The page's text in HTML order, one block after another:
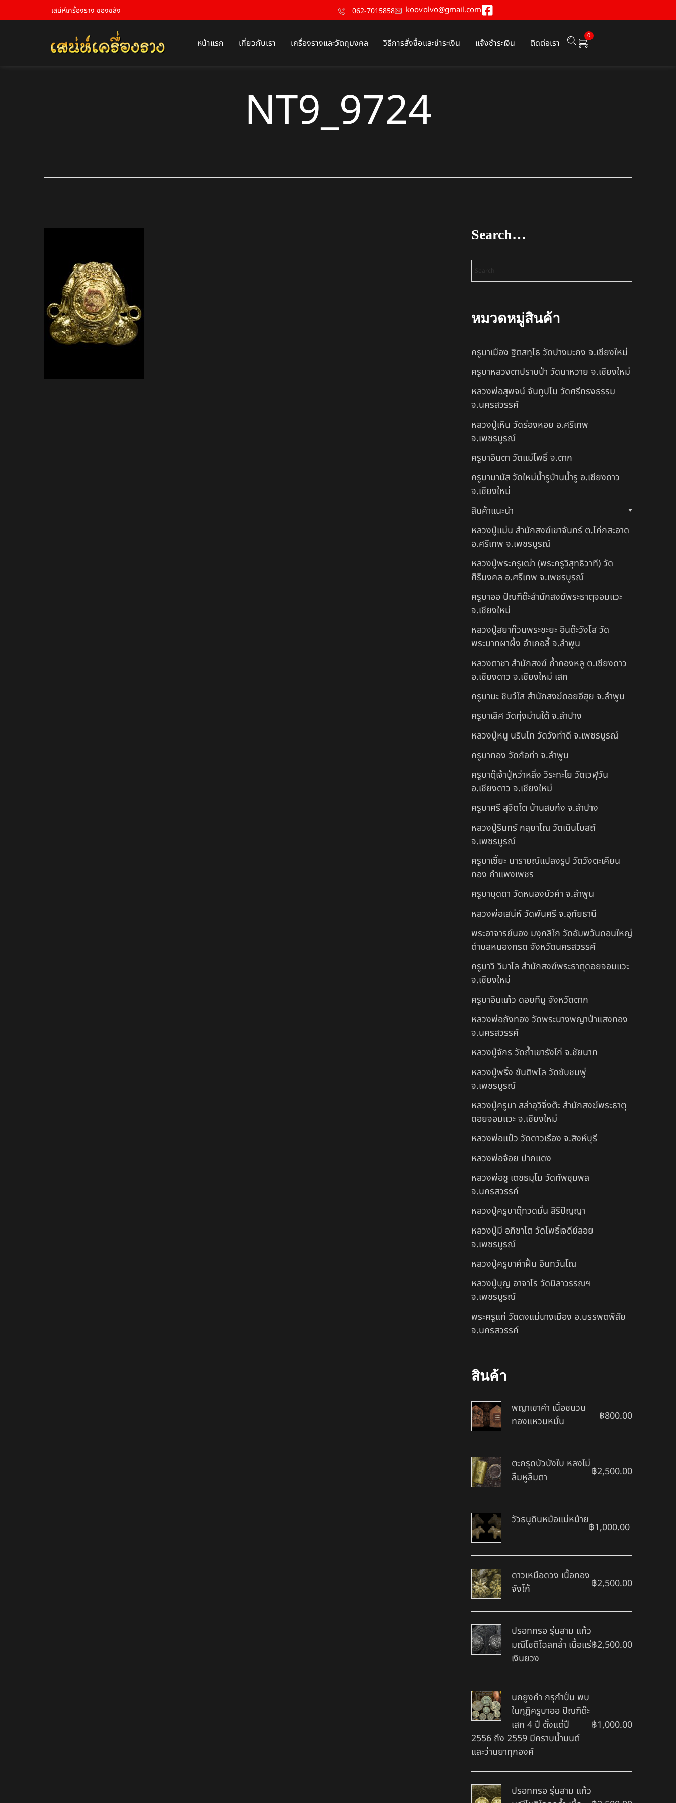
เสน่ห์เครื่องราง ของขลัง 062-7015858 koovolvo@gmail.com
หน้าแรก เกี่ยวกับเรา เครื่องรางและวัตถุมงคล วิธีการสั่งซื้อและชำระเงิน แจ้งชำระเงิน ติดต่อเรา
0
NT9_9724
Search…
หมวดหมู่สินค้า
ครูบาเมือง ฐิตสทฺโธ วัดปางมะกง จ.เชียงใหม่
ครูบาหลวงตาปราบป่า วัดนาหวาย จ.เชียงใหม่
หลวงพ่อสุพจน์ จันทูปโม วัดศรีทรงธรรม
จ.นครสวรรค์
หลวงปู่เหิน วัดร่องหอย อ.ศรีเทพ
จ.เพชรบูรณ์
ครูบาอินตา วัดแม่โพธิ์ จ.ตาก
ครูบามานัส วัดใหม่น้ำรูบ้านน้ำรู อ.เชียงดาว
จ.เชียงใหม่
สินค้าแนะนำ
หลวงปู่แม่น สำนักสงฆ์เขาจันทร์ ต.โค่กสะอาด
อ.ศรีเทพ จ.เพชรบูรณ์
หลวงปู่พระครูเฒ่า (พระครูวิสุทธิวาที) วัด
ศิริมงคล อ.ศรีเทพ จ.เพชรบูรณ์
ครูบาออ ปัณฑิต๊ะสำนักสงฆ์พระธาตุจอมแวะ
จ.เชียงใหม่
หลวงปู่สยาก๊วนพระชะยะ อินต๊ะวังโส วัด
พระบาทผาผึ้ง อำเภอลี้ จ.ลำพูน
หลวงตาชา สำนักสงฆ์ ถ้ำคองหลู ต.เชียงดาว
อ.เชียงดาว จ.เชียงใหม่ เสก
ครูบานะ ชินวํโส สำนักสงฆ์ดอยอีฮุย จ.ลำพูน
ครูบาเลิศ วัดทุ่งม่านใต้ จ.ลำปาง
หลวงปู่หนู นรินโท วัดวังท่าดี จ.เพชรบูรณ์
ครูบาทอง วัดก้อท่า จ.ลำพูน
ครูบาตุ๊เจ้าปู่หว่าหลิ่ง วิระทะโย วัดเวฬุวัน
อ.เชียงดาว จ.เชียงใหม่
ครูบาศรี สุจิตโต บ้านสบก๋ง จ.ลำปาง
หลวงปู่รินทร์ กลฺยาโณ วัดเนินโบสถ์
จ.เพชรบูรณ์
ครูบาเซี๊ยะ นารายณ์แปลงรูป วัดวังตะเคียน
ทอง กำแพงเพชร
ครูบาบุดดา วัดหนองบัวคํา จ.ลําพูน
หลวงพ่อเสน่ห์ วัดพันศรี จ.อุทัยธานี
พระอาจารย์นอง มงฺคลิโก วัดอัมพวันดอนใหญ่
ตำบลหนองกรด จังหวัดนครสวรรค์
ครูบาวิ วิมาโล สำนักสงฆ์พระธาตุดอยจอมแวะ
จ.เชียงใหม่
ครูบาอินแก้ว ดอยทีมู จังหวัดตาก
หลวงพ่อถังทอง วัดพระนางพญาป่าแสงทอง
จ.นครสวรรค์
หลวงปู่จักร วัดถ้ำเขารังไก่ จ.ชัยนาท
หลวงปู่พริ้ง ขันติพโล วัดซับชมพู่
จ.เพชรบูรณ์
หลวงปู่ครูบา สล่าอุวิจิ่งต๊ะ สำนักสงฆ์พระธาตุ
ดอยจอมแวะ จ.เชียงใหม่
หลวงพ่อแป๋ว วัดดาวเรือง จ.สิงห์บุรี
หลวงพ่อจ้อย ปากแดง
หลวงพ่อชู เตชธมฺโม วัดทัพชุมพล
จ.นครสวรรค์
หลวงปู่ครูบาตุ๊ทวดมั่น สิริปัญญา
หลวงปู่มี อภิชาโต วัดโพธิ์เจดีย์ลอย
จ.เพชรบูรณ์
หลวงปู่ครูบาคำฝั้น อินทวันโณ
หลวงปู่บุญ อาจาโร วัดนิลาวรรณฯ
จ.เพชรบูรณ์
พระครูแก่ วัดดงแม่นางเมือง อ.บรรพตพิสัย
จ.นครสวรรค์
สินค้า
พญาเขาคำ เนื้อชนวน
ทองแหวนหมั้น
฿800.00
ตะกรุดบัวบังใบ หลงไม่
ลืมหูลืมตา
฿2,500.00
วัวธนูดินหม้อแม่หม้าย
฿1,000.00
ดาวเหนือดวง เนื้อทอง
จังโก้
฿2,500.00
ปรอทกรอ รุ่นสาม แก้ว
มณีโชติโฉลกล้ำ เนื้อแร่
เงินยวง
฿2,500.00
นกยูงคำ กรุกำปั่น พบ
ในกุฎิครูบาออ ปัณฑิต๊ะ
เสก 4 ปี ตั้งแต่ปี
2556 ถึง 2559 มีคราบน้ำมนต์
และว่านยาทุกองค์
฿1,000.00
ปรอทกรอ รุ่นสาม แก้ว